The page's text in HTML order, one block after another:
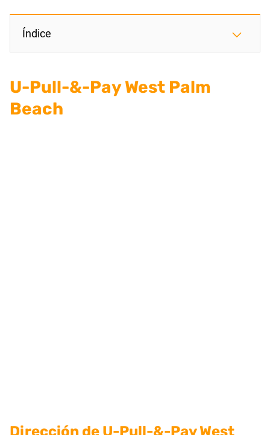
Índice
U-Pull-&-Pay West Palm
Beach
Dirección de U-Pull-&-Pay West